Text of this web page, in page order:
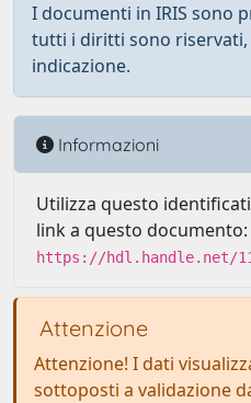
I documenti in IRIS sono
tutti i diritti sono riservati,
indicazione.
Informazioni
Utilizza questo
link a questo documento:
https://hdl.handle.net/
Attenzione
Attenzione! I dati
sottoposti a validazione